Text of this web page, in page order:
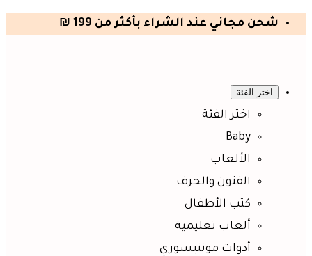
شحن مجاني عند الشراء بأكثر من 199 ₪
اختر الفئة
اختر الفئة
Baby
الألعاب
الفنون والحرف
كتب الأطفال
ألعاب تعليمية
أدوات مونتيسوري